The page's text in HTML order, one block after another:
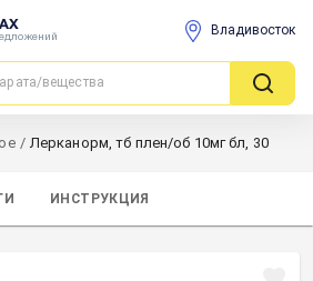
Владивосток
/ Лерканорм, тб плен/об 10мг бл, 30
ИНСТРУКЦИЯ